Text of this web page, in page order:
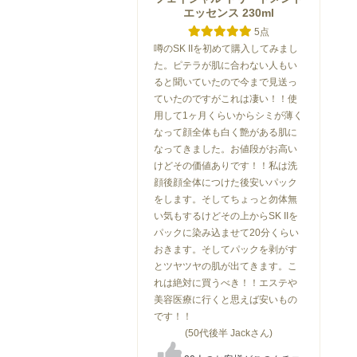
エッセンス 230ml
5点
噂のSK IIを初めて購入してみまし
た。ピテラが肌に合わない人もい
ると聞いていたので今まで見送っ
ていたのですがこれは凄い！！使
用して1ヶ月くらいからシミが薄く
なって顔全体も白く艶がある肌に
なってきました。お値段がお高い
けどその価値ありです！！私は洗
顔後顔全体につけた後安いパック
をします。そしてちょっと勿体無
い気もするけどその上からSK IIを
パックに染み込ませて20分くらい
おきます。そしてパックを剥がす
とツヤツヤの肌が出てきます。こ
れは絶対に買うべき！！エステや
美容医療に行くと思えば安いもの
です！！
(50代後半 Jackさん)